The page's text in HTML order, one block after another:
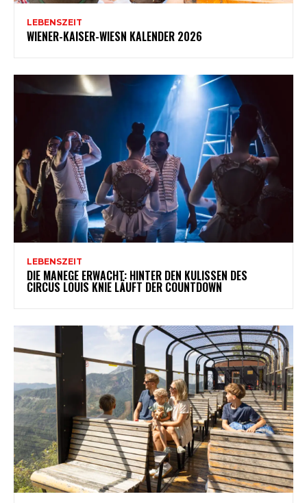
LEBENSZEIT
WIENER-KAISER-WIESN KALENDER 2026
LEBENSZEIT
DIE MANEGE ERWACHT: HINTER DEN KULISSEN DES
CIRCUS LOUIS KNIE LÄUFT DER COUNTDOWN